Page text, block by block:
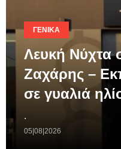
ΓΕΝΙΚΆ
Λευκή Νύχτα
Ζαχάρης –
σε γυαλιά
.
05|08|2026